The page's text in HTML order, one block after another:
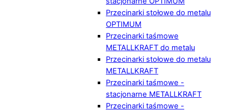
Przecinarki stołowe do metalu
OPTIMUM
Przecinarki taśmowe
METALLKRAFT do metalu
Przecinarki stołowe do metalu
METALLKRAFT
Przecinarki taśmowe -
stacjonarne METALLKRAFT
Przecinarki taśmowe -